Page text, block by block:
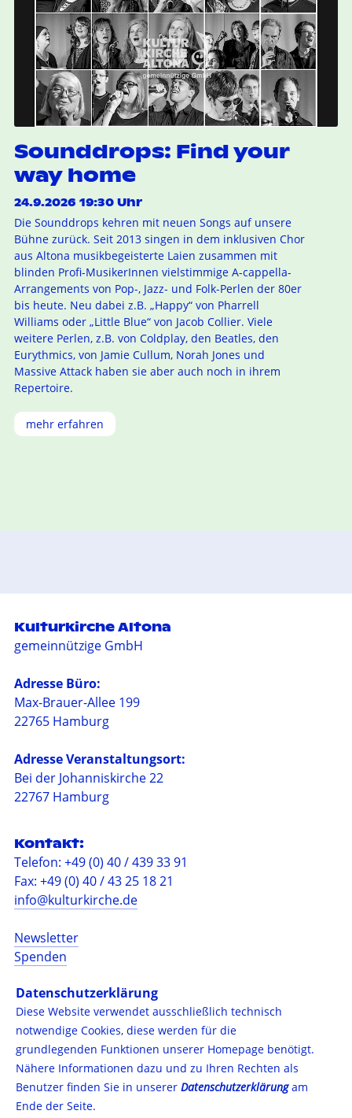
Sounddrops: Find your
way home
24.9.2026 19:30 Uhr
Die Sounddrops kehren mit neuen Songs auf unsere
Bühne zurück. Seit 2013 singen in dem inklusiven Chor
aus Altona musikbegeisterte Laien zusammen mit
blinden Profi-MusikerInnen vielstimmige A-cappella-
Arrangements von Pop-, Jazz- und Folk-Perlen der 80er
bis heute. Neu dabei z.B. „Happy“ von Pharrell
Williams oder „Little Blue“ von Jacob Collier. Viele
weitere Perlen, z.B. von Coldplay, den Beatles, den
Eurythmics, von Jamie Cullum, Norah Jones und
Massive Attack haben sie aber auch noch in ihrem
Repertoire.
mehr erfahren
Kulturkirche Altona
gemeinnützige GmbH
Adresse Büro:
Max-Brauer-Allee 199
22765 Hamburg
Adresse Veranstaltungsort:
Bei der Johanniskirche 22
22767 Hamburg
Kontakt:
Telefon: +49 (0) 40 / 439 33 91
Fax: +49 (0) 40 / 43 25 18 21
info@kulturkirche.de
Newsletter
Spenden
Impressum
Datenschutzerklärung
Presse
Folgen Sie uns auf:
Instagram
Datenschutzerklärung
Diese Website verwendet ausschließlich technisch
notwendige Cookies, diese werden für die
grundlegenden Funktionen unserer Homepage benötigt.
Nähere Informationen dazu und zu Ihren Rechten als
Benutzer finden Sie in unserer Datenschutzerklärungam
Ende der Seite.